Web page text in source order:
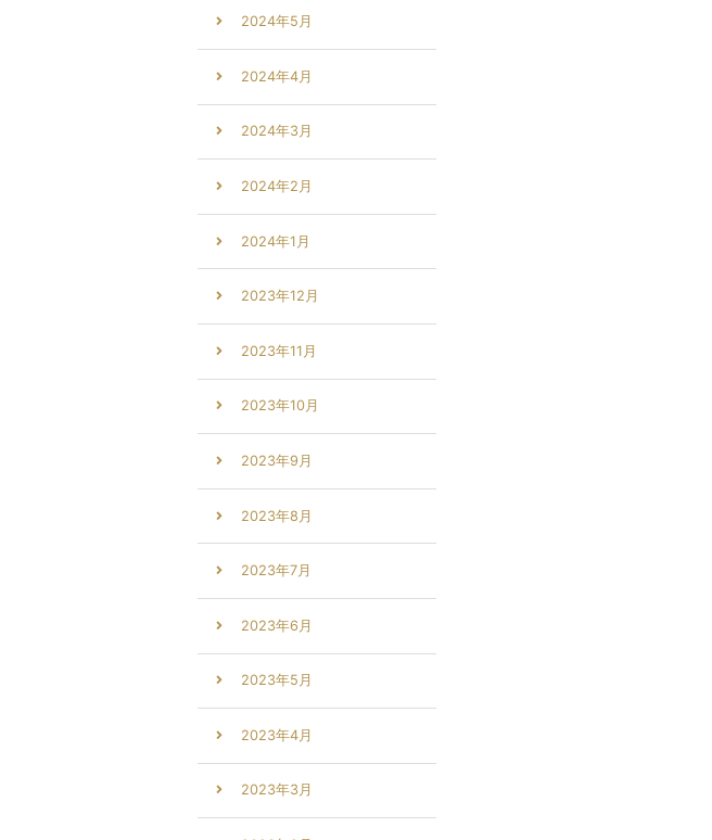
2024年5月
2024年4月
2024年3月
2024年2月
2024年1月
2023年12月
2023年11月
2023年10月
2023年9月
2023年8月
2023年7月
2023年6月
2023年5月
2023年4月
2023年3月